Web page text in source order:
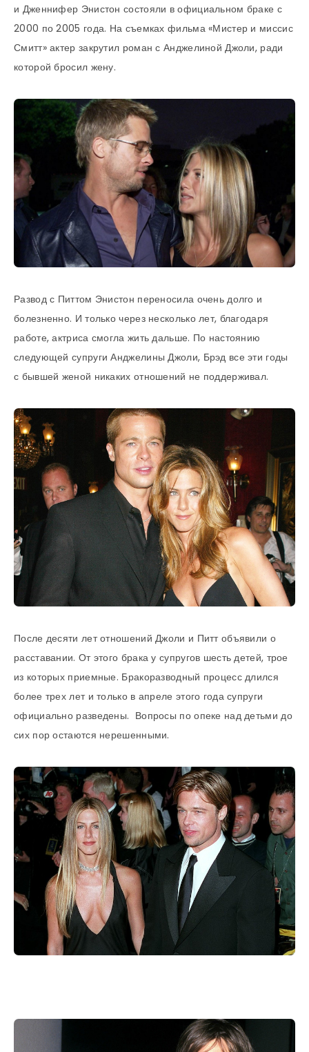
и Дженнифер Энистон состояли в официальном браке с
2000 по 2005 года. На съемках фильма «Мистер и миссис
Смитт» актер закрутил роман с Анджелиной Джоли, ради
которой бросил жену.
Развод с Питтом Энистон переносила очень долго и
болезненно. И только через несколько лет, благодаря
работе, актриса смогла жить дальше. По настоянию
следующей супруги Анджелины Джоли, Брэд все эти годы
с бывшей женой никаких отношений не поддерживал.
После десяти лет отношений Джоли и Питт объявили о
расставании. От этого брака у супругов шесть детей, трое
из которых приемные. Бракоразводный процесс длился
более трех лет и только в апреле этого года супруги
официально разведены. Вопросы по опеке над детьми до
сих пор остаются нерешенными.